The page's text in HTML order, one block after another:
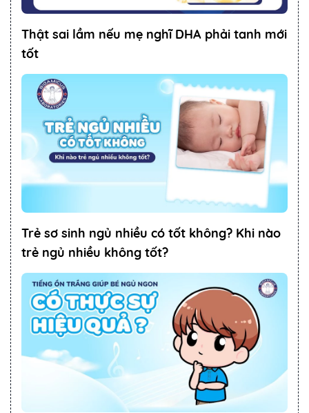
Thật sai lầm nếu mẹ nghĩ DHA phải tanh mới
tốt
Trẻ sơ sinh ngủ nhiều có tốt không? Khi nào
trẻ ngủ nhiều không tốt?